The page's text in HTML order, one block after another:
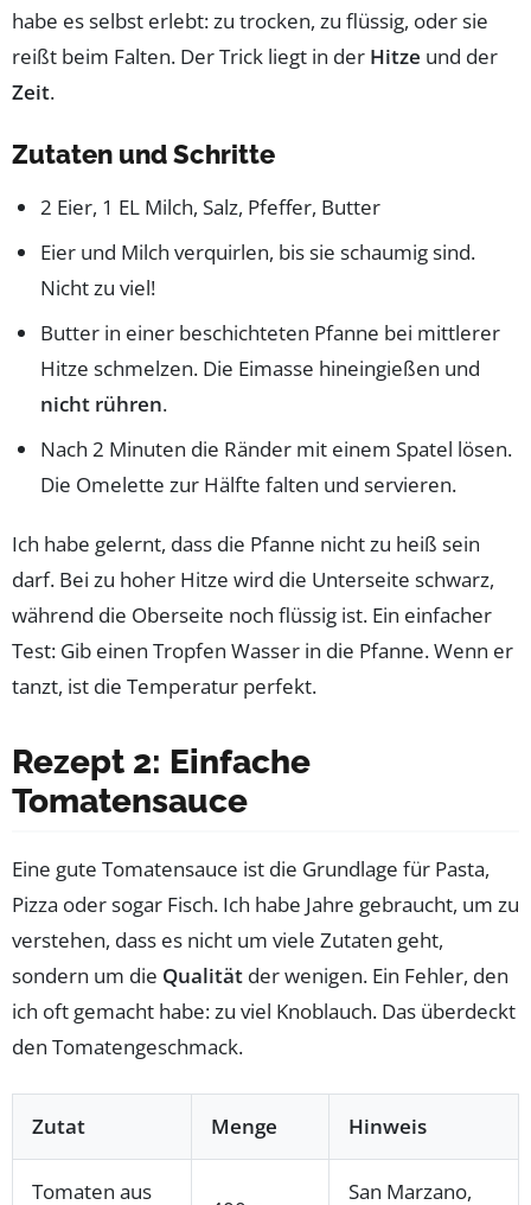
habe es selbst erlebt: zu trocken, zu flüssig, oder sie
reißt beim Falten. Der Trick liegt in der Hitze und der
Zeit.
Zutaten und Schritte
2 Eier, 1 EL Milch, Salz, Pfeffer, Butter
Eier und Milch verquirlen, bis sie schaumig sind.
Nicht zu viel!
Butter in einer beschichteten Pfanne bei mittlerer
Hitze schmelzen. Die Eimasse hineingießen und
nicht rühren.
Nach 2 Minuten die Ränder mit einem Spatel lösen.
Die Omelette zur Hälfte falten und servieren.
Ich habe gelernt, dass die Pfanne nicht zu heiß sein
darf. Bei zu hoher Hitze wird die Unterseite schwarz,
während die Oberseite noch flüssig ist. Ein einfacher
Test: Gib einen Tropfen Wasser in die Pfanne. Wenn er
tanzt, ist die Temperatur perfekt.
Rezept 2: Einfache
Tomatensauce
Eine gute Tomatensauce ist die Grundlage für Pasta,
Pizza oder sogar Fisch. Ich habe Jahre gebraucht, um zu
verstehen, dass es nicht um viele Zutaten geht,
sondern um die Qualität der wenigen. Ein Fehler, den
ich oft gemacht habe: zu viel Knoblauch. Das überdeckt
den Tomatengeschmack.
Zutat Menge Hinweis
Tomaten aus
San Marzano,